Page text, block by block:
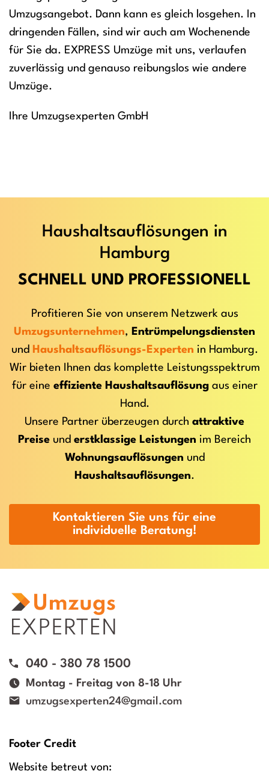
Umzugsangebot. Dann kann es gleich losgehen. In
dringenden Fällen, sind wir auch am Wochenende
für Sie da. EXPRESS Umzüge mit uns, verlaufen
zuverlässig und genauso reibungslos wie andere
Umzüge.
Ihre Umzugsexperten GmbH
Haushaltsauflösungen in
Hamburg
SCHNELL UND PROFESSIONELL
Profitieren Sie von unserem Netzwerk aus
Umzugsunternehmen, Entrümpelungsdiensten
und
Haushaltsauflösungs-Experten in Hamburg.
Wir bieten Ihnen das komplette Leistungsspektrum
für eine effiziente Haushaltsauflösungaus einer
Hand.
Unsere Partner überzeugen durch attraktive
Preise und erstklassige Leistungen im Bereich
Wohnungsauflösungen und
Haushaltsauflösungen.
Kontaktieren Sie uns für eine
individuelle Beratung!
040 - 380 78 1500
Montag - Freitag von 8-18 Uhr
umzugsexperten24@gmail.com
Footer Credit
Website betreut von: